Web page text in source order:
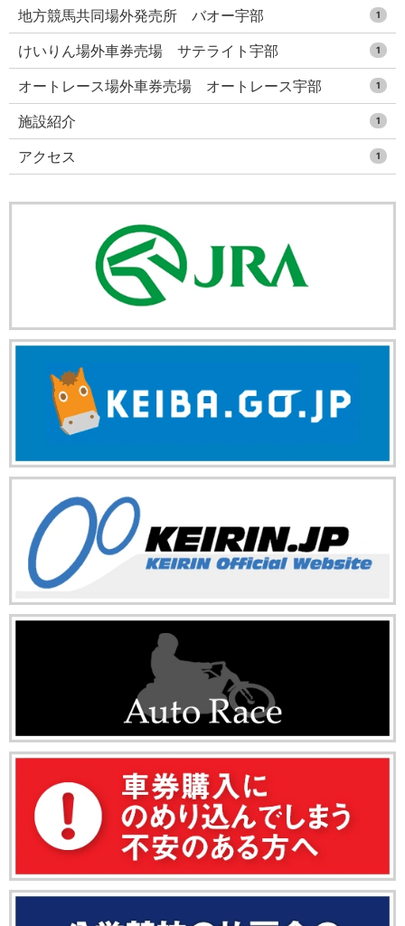
地方競馬共同場外発売所 バオー宇部 1
けいりん場外車券売場 サテライト宇部 1
オートレース場外車券売場 オートレース宇部 1
施設紹介 1
アクセス 1